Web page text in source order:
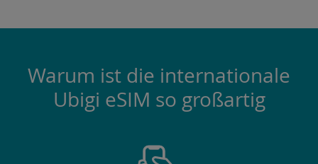
Warum ist die internationale
Ubigi eSIM so großartig